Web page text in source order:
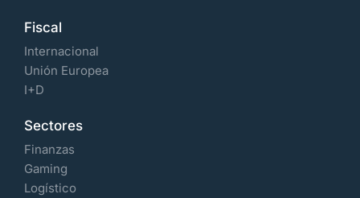
Fiscal
Internacional
Unión Europea
I+D
Sectores
Finanzas
Gaming
Logístico